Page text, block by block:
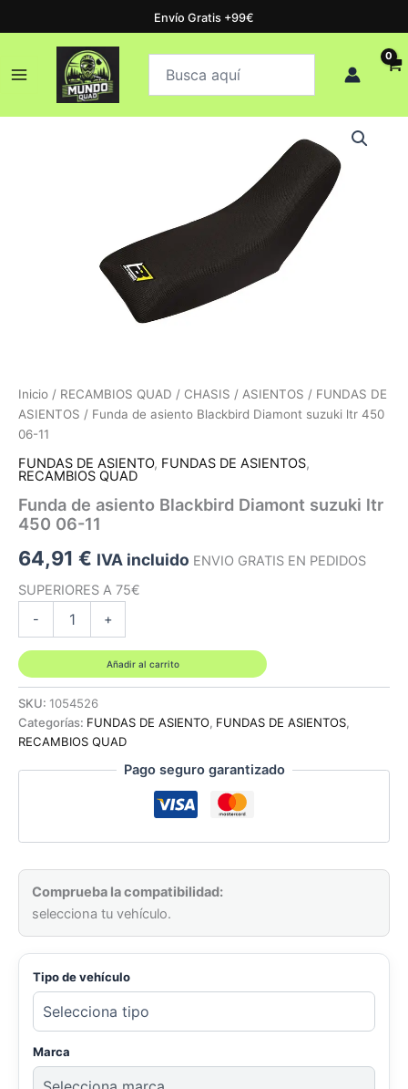
al
Envío Gratis +99€
Buscar
productos
Inicio / RECAMBIOS QUAD / CHASIS / ASIENTOS / FUNDAS DE
ASIENTOS / Funda de asiento Blackbird Diamont suzuki ltr 450
06-11
FUNDAS DE ASIENTO, FUNDAS DE ASIENTOS,
RECAMBIOS QUAD
Funda de asiento Blackbird Diamont suzuki ltr
450 06-11
64,91 € IVA incluido ENVIO GRATIS EN PEDIDOS
SUPERIORES A 75€
-
Blackbird
Diamont
suzuki
ltr
450
11
+
Añadir al carrito
SKU: 1054526
Categorías: FUNDAS DE ASIENTO, FUNDAS DE ASIENTOS,
RECAMBIOS QUAD
Pago seguro garantizado
Comprueba la compatibilidad:
selecciona tu vehículo.
Tipo de vehículo
Marca